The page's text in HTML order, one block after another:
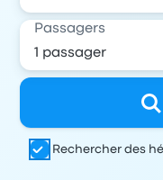
Passagers
Rechercher des